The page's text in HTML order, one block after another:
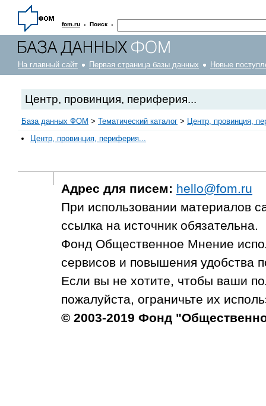
fom.ru · Поиск ·
На главный сайт Первая страница базы данных Новые
Центр, провинция, периферия...
База данных ФОМ > Тематический каталог > Центр, провинция,
Центр, провинция, периферия...
Адрес для писем: hello@fom.ru
При использовании материалов
ссылка на источник обязательна.
Фонд Общественное Мнение
сервисов и повышения удобства
Если вы не хотите, чтобы ваши
пожалуйста, ограничьте их
© 2003-2019 Фонд